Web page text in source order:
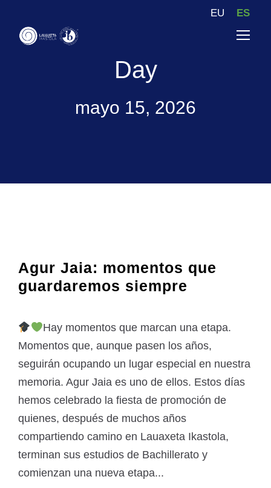
EU ES
Day
mayo 15, 2026
Agur Jaia: momentos que
guardaremos siempre
Hay momentos que marcan una etapa.
Momentos que, aunque pasen los años,
seguirán ocupando un lugar especial en nuestra
memoria. Agur Jaia es uno de ellos. Estos días
hemos celebrado la fiesta de promoción de
quienes, después de muchos años
compartiendo camino en Lauaxeta Ikastola,
terminan sus estudios de Bachillerato y
comienzan una nueva etapa...